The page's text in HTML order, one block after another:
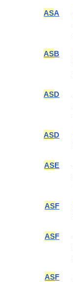
ASA
ASB
ASD
ASD
ASE
ASF
ASF
ASF